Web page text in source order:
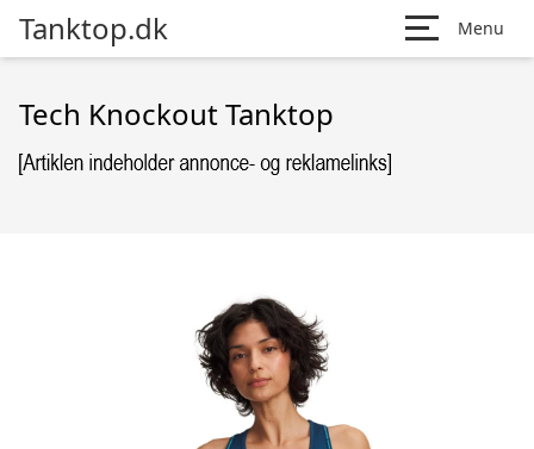
Tanktop.dk Menu
Tech Knockout Tanktop